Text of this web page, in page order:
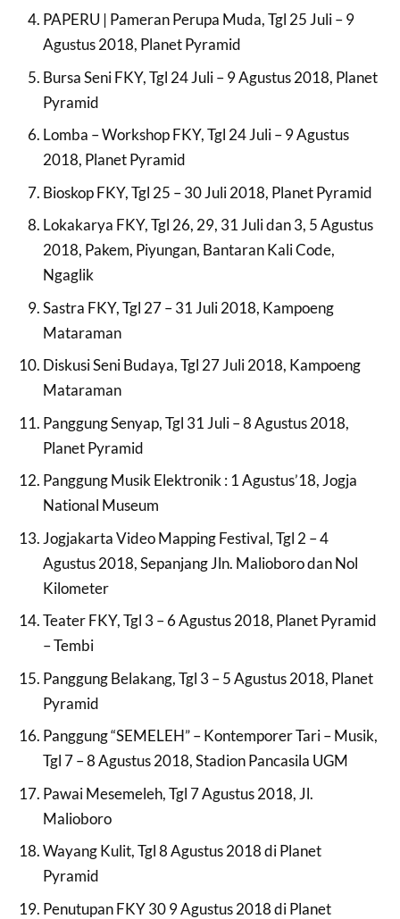
PAPERU | Pameran Perupa Muda, Tgl 25 Juli – 9
Agustus 2018, Planet Pyramid
Bursa Seni FKY, Tgl 24 Juli – 9 Agustus 2018, Planet
Pyramid
Lomba – Workshop FKY, Tgl 24 Juli – 9 Agustus
2018, Planet Pyramid
Bioskop FKY, Tgl 25 – 30 Juli 2018, Planet Pyramid
Lokakarya FKY, Tgl 26, 29, 31 Juli dan 3, 5 Agustus
2018, Pakem, Piyungan, Bantaran Kali Code,
Ngaglik
Sastra FKY, Tgl 27 – 31 Juli 2018, Kampoeng
Mataraman
Diskusi Seni Budaya, Tgl 27 Juli 2018, Kampoeng
Mataraman
Panggung Senyap, Tgl 31 Juli – 8 Agustus 2018,
Planet Pyramid
Panggung Musik Elektronik : 1 Agustus’18, Jogja
National Museum
Jogjakarta Video Mapping Festival, Tgl 2 – 4
Agustus 2018, Sepanjang Jln. Malioboro dan Nol
Kilometer
Teater FKY, Tgl 3 – 6 Agustus 2018, Planet Pyramid
– Tembi
Panggung Belakang, Tgl 3 – 5 Agustus 2018, Planet
Pyramid
Panggung “SEMELEH” – Kontemporer Tari – Musik,
Tgl 7 – 8 Agustus 2018, Stadion Pancasila UGM
Pawai Mesemeleh, Tgl 7 Agustus 2018, Jl.
Malioboro
Wayang Kulit, Tgl 8 Agustus 2018 di Planet
Pyramid
Penutupan FKY 30 9 Agustus 2018 di Planet